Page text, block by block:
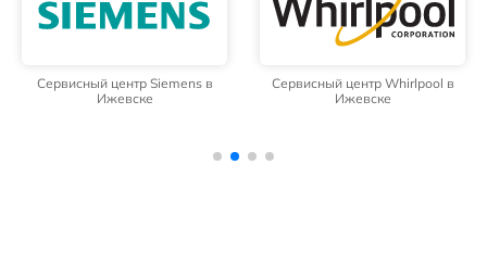
Сервисный центр Siemens в
Ижевске
Сервисный центр Whirlpool в
Ижевске